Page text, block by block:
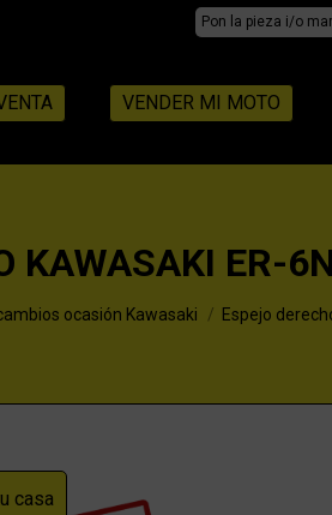
Search:
VENDER MI MOTO
KAWASAKI ER-
ocasión Kawasaki Espejo
casa